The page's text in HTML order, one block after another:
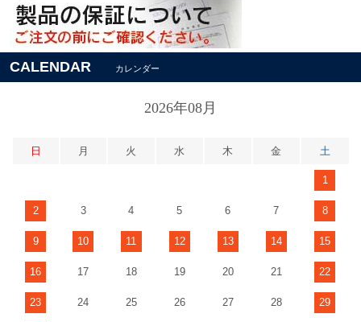
CALENDAR カレンダー
2026年08月
日 月 火 水 木 金 土
1
2 3 4 5 6 7 8
9 10 11 12 13 14 15
16 17 18 19 20 21 22
23 24 25 26 27 28 29